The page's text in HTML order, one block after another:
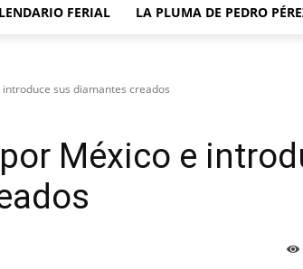
FERIAL LA PLUMA DE PEDRO
sus diamantes creados
México e